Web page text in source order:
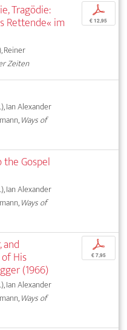
Tragödie:
Rettende« im
Reiner
Zeiten
p
€ 12,95
Ian Alexander
Ways of
Gospel
Ian Alexander
Ways of
His
(1966)
Ian Alexander
Ways of
p
€ 7,95